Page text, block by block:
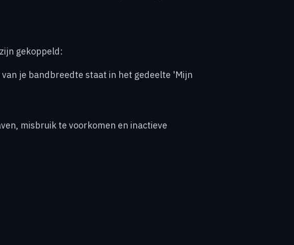
gekoppeld:
je bandbreedte staat in het gedeelte 'Mijn
misbruik te voorkomen en inactieve